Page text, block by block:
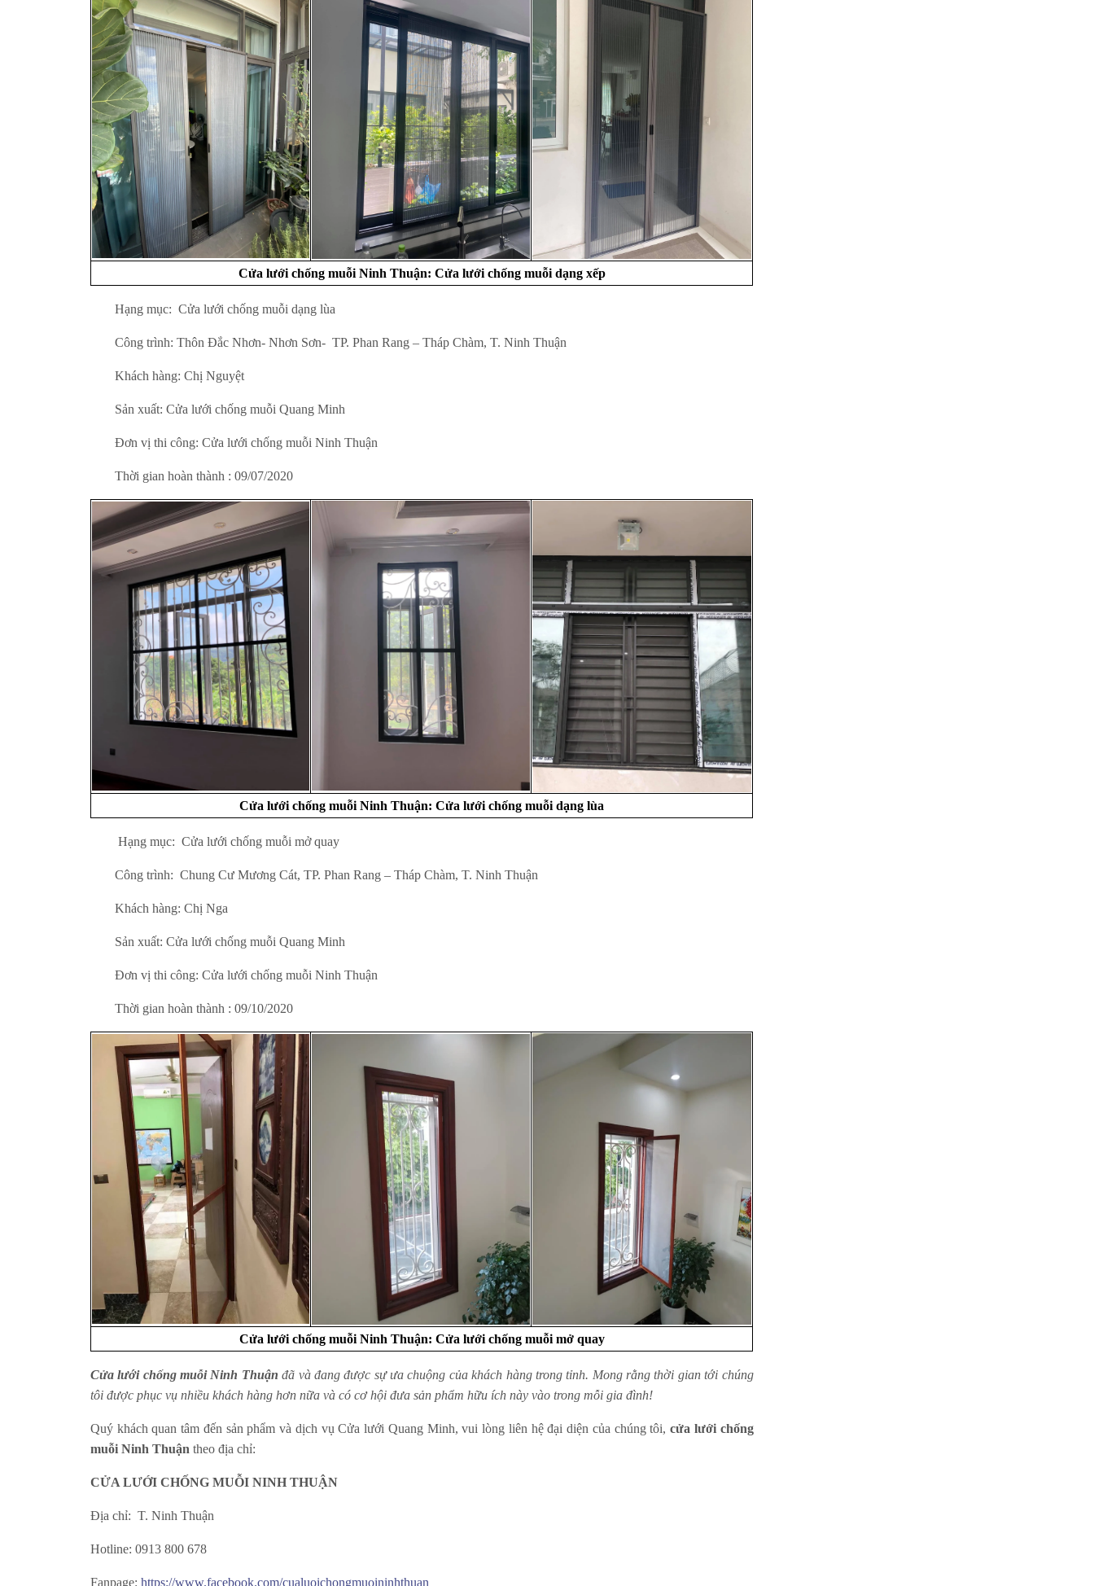
Cửa lưới chống muỗi Ninh Thuận: Cửa lưới chống muỗi dạng xếp
Hạng mục: Cửa lưới chống muỗi dạng lùa
Công trình: Thôn Đắc Nhơn- Nhơn Sơn- TP. Phan Rang – Tháp Chàm, T. Ninh Thuận
Khách hàng: Chị Nguyệt
Sản xuất: Cửa lưới chống muỗi Quang Minh
Đơn vị thi công: Cửa lưới chống muỗi Ninh Thuận
Thời gian hoàn thành : 09/07/2020
Cửa lưới chống muỗi Ninh Thuận: Cửa lưới chống muỗi dạng lùa
Hạng mục: Cửa lưới chống muỗi mở quay
Công trình: Chung Cư Mương Cát, TP. Phan Rang – Tháp Chàm, T. Ninh Thuận
Khách hàng: Chị Nga
Sản xuất: Cửa lưới chống muỗi Quang Minh
Đơn vị thi công: Cửa lưới chống muỗi Ninh Thuận
Thời gian hoàn thành : 09/10/2020
Cửa lưới chống muỗi Ninh Thuận: Cửa lưới chống muỗi mở quay
Cửa lưới chống muỗi Ninh Thuận đã và đang được sự ưa chuộng của khách hàng trong tỉnh. Mong rằng thời gian tới chúng
tôi được phục vụ nhiều khách hàng hơn nữa và có cơ hội đưa sản phẩm hữu ích này vào trong mỗi gia đình!
Quý khách quan tâm đến sản phẩm và dịch vụ Cửa lưới Quang Minh, vui lòng liên hệ đại diện của chúng tôi,cửa lưới chống
muỗi Ninh Thuận theo địa chỉ:
CỬA LƯỚI CHỐNG MUỖI NINH THUẬN
Địa chỉ: T. Ninh Thuận
Hotline: 0913 800 678
Fanpage: https://www.facebook.com/cualuoichongmuoininhthuan